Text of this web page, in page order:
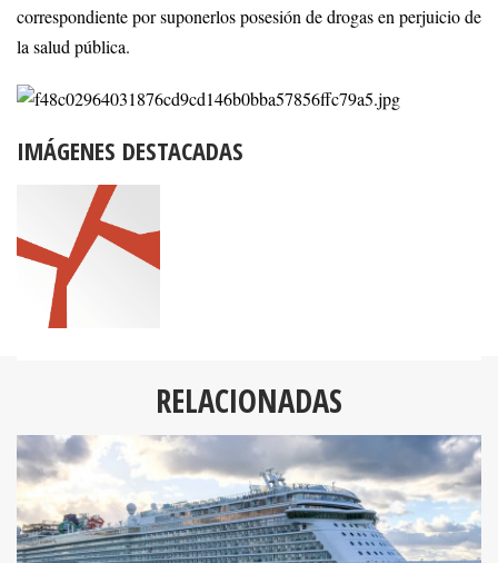
correspondiente por suponerlos posesión de drogas en perjuicio de
la salud pública.
IMÁGENES DESTACADAS
RELACIONADAS